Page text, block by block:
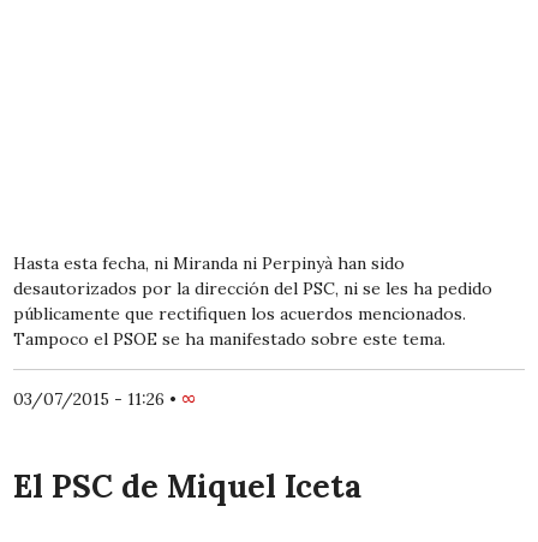
Hasta esta fecha, ni Miranda ni Perpinyà han sido
desautorizados por la dirección del PSC, ni se les ha pedido
públicamente que rectifiquen los acuerdos mencionados.
Tampoco el PSOE se ha manifestado sobre este tema.
03/07/2015 - 11:26 • ∞
El PSC de Miquel Iceta